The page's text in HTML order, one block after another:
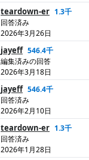
teardown-er 1.3千
回答済み
2026年3月26日
jayeff 546.4千
編集済みの回答
2026年3月18日
jayeff 546.4千
回答済み
2026年2月10日
teardown-er 1.3千
回答済み
2026年1月28日